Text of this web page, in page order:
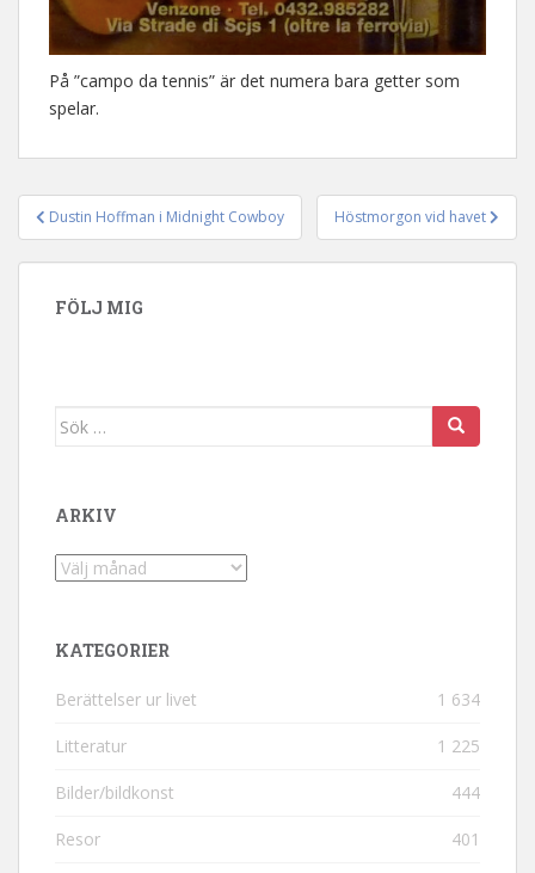
På ”campo da tennis” är det numera bara getter som
spelar.
Inläggsnavigering
Dustin Hoffman i Midnight Cowboy Höstmorgon vid havet
FÖLJ MIG
Sök efter:
ARKIV
Arkiv
KATEGORIER
Berättelser ur livet 1 634
Litteratur 1 225
Bilder/bildkonst 444
Resor 401